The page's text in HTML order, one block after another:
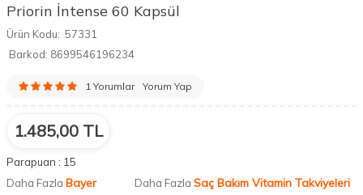
Priorin İntense 60 Kapsül
Ürün Kodu: 57331
Barkod: 8699546196234
1 Yorumlar Yorum Yap
1.485,00 TL
Parapuan : 15
Daha Fazla Bayer Daha Fazla Saç Bakım Vitamin Takviyeleri